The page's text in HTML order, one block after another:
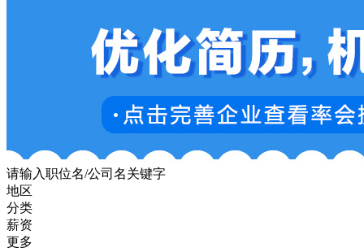
请输入职位名/公司名关键字
地区
分类
薪资
更多